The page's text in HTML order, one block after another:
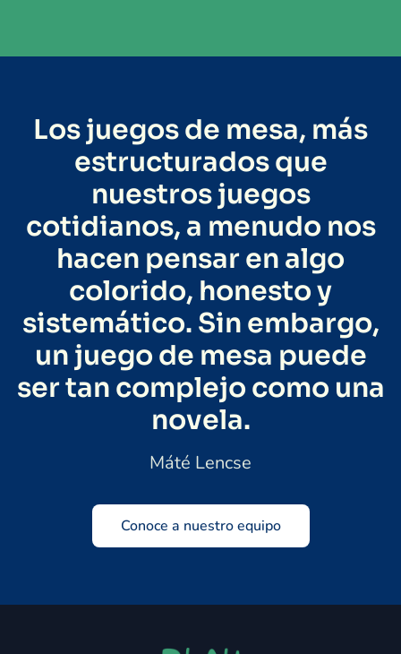
Los juegos de mesa, más
estructurados que
nuestros juegos
cotidianos, a menudo nos
hacen pensar en algo
colorido, honesto y
sistemático. Sin embargo,
un juego de mesa puede
ser tan complejo como una
novela.
Máté Lencse
Conoce a nuestro equipo